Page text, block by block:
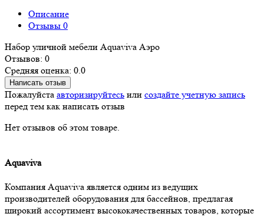
Описание
Отзывы 0
Набор уличной мебели Aquaviva Аэро
Отзывов: 0
Средняя оценка: 0.0
Написать отзыв
Пожалуйста авторизируйтесь или создайте учетную запись
перед тем как написать отзыв
Нет отзывов об этом товаре.
Aquaviva
Компания Aquaviva является одним из ведущих
производителей оборудования для бассейнов, предлагая
широкий ассортимент высококачественных товаров, которые